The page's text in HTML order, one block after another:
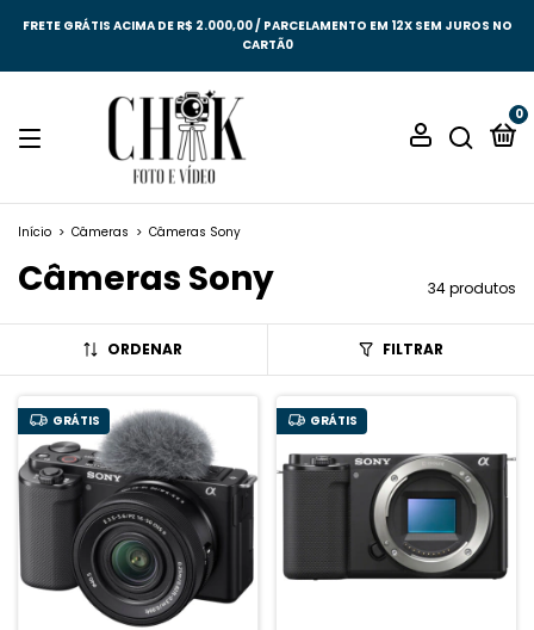
FRETE GRÁTIS ACIMA DE R$ 2.000,00 / PARCELAMENTO EM 12X SEM JUROS NO
CARTÃ0
0
Início > Câmeras > Câmeras Sony
Câmeras Sony 34 produtos
ORDENAR FILTRAR
GRÁTIS GRÁTIS